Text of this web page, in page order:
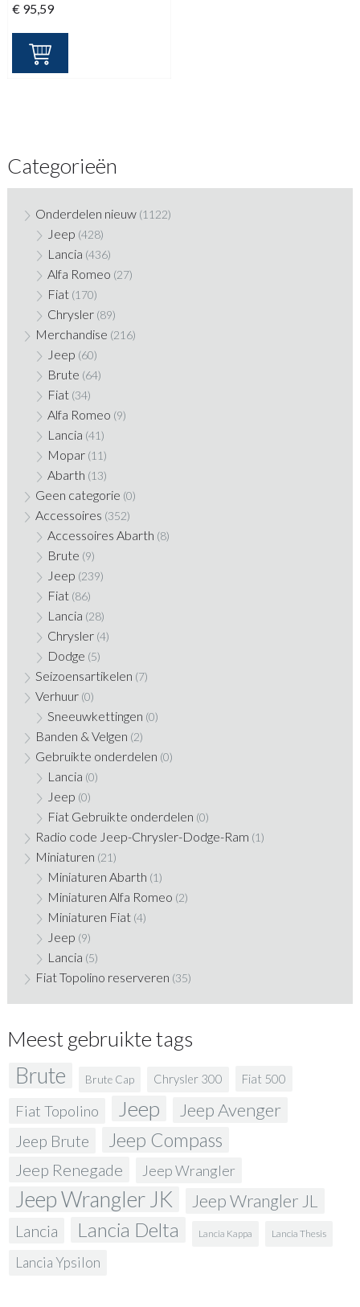
€ 95,59
Categorieën
Onderdelen nieuw (1122)
Jeep (428)
Lancia (436)
Alfa Romeo (27)
Fiat (170)
Chrysler (89)
Merchandise (216)
Jeep (60)
Brute (64)
Fiat (34)
Alfa Romeo (9)
Lancia (41)
Mopar (11)
Abarth (13)
Geen categorie (0)
Accessoires (352)
Accessoires Abarth (8)
Brute (9)
Jeep (239)
Fiat (86)
Lancia (28)
Chrysler (4)
Dodge (5)
Seizoensartikelen (7)
Verhuur (0)
Sneeuwkettingen (0)
Banden & Velgen (2)
Gebruikte onderdelen (0)
Lancia (0)
Jeep (0)
Fiat Gebruikte onderdelen (0)
Radio code Jeep-Chrysler-Dodge-Ram (1)
Miniaturen (21)
Miniaturen Abarth (1)
Miniaturen Alfa Romeo (2)
Miniaturen Fiat (4)
Jeep (9)
Lancia (5)
Fiat Topolino reserveren (35)
Meest gebruikte tags
Brute Brute Cap Chrysler 300 Fiat 500
Fiat Topolino Jeep Jeep Avenger
Jeep Brute Jeep Compass
Jeep Renegade Jeep Wrangler
Jeep Wrangler JK Jeep Wrangler JL
Lancia Lancia Delta Lancia Kappa Lancia Thesis
Lancia Ypsilon